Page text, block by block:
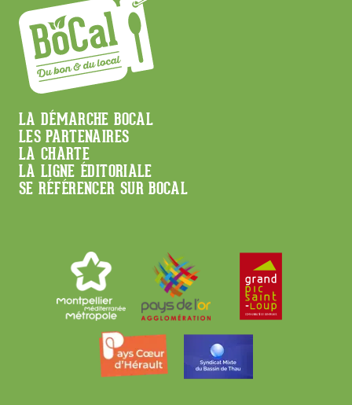
Menu
Footer
LA DÉMARCHE BOCAL
LES PARTENAIRES
LA CHARTE
LA LIGNE ÉDITORIALE
SE RÉFÉRENCER SUR BOCAL